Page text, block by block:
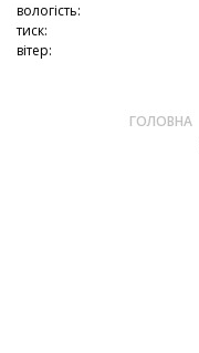
вологість:
тиск:
вітер:
ГОЛОВНА